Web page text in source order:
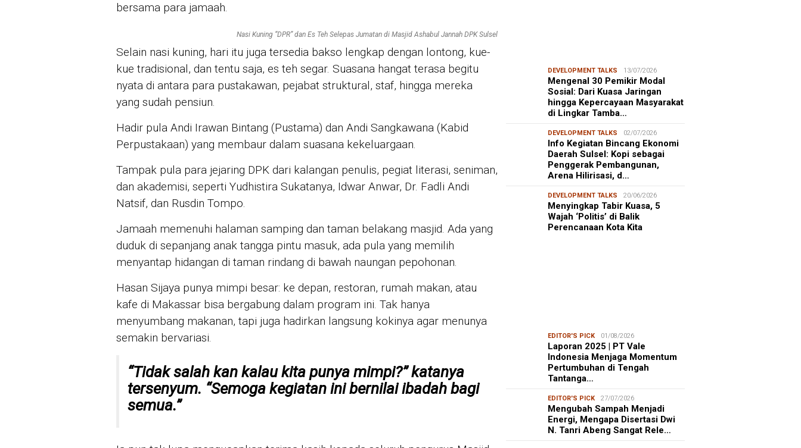
bersama para jamaah.
Nasi Kuning “DPR” dan Es Teh Selepas Jumatan di Masjid Ashabul Jannah DPK Sulsel
Selain nasi kuning, hari itu juga tersedia bakso lengkap dengan lontong, kue-
kue tradisional, dan tentu saja, es teh segar. Suasana hangat terasa begitu
nyata di antara para pustakawan, pejabat struktural, staf, hingga mereka
yang sudah pensiun.
Hadir pula Andi Irawan Bintang (Pustama) dan Andi Sangkawana (Kabid
Perpustakaan) yang membaur dalam suasana kekeluargaan.
Tampak pula para jejaring DPK dari kalangan penulis, pegiat literasi, seniman,
dan akademisi, seperti Yudhistira Sukatanya, Idwar Anwar, Dr. Fadli Andi
Natsif, dan Rusdin Tompo.
Jamaah memenuhi halaman samping dan taman belakang masjid. Ada yang
duduk di sepanjang anak tangga pintu masuk, ada pula yang memilih
menyantap hidangan di taman rindang di bawah naungan pepohonan.
Hasan Sijaya punya mimpi besar: ke depan, restoran, rumah makan, atau
kafe di Makassar bisa bergabung dalam program ini. Tak hanya
menyumbang makanan, tapi juga hadirkan langsung kokinya agar menunya
semakin bervariasi.
“Tidak salah kan kalau kita punya mimpi?” katanya
tersenyum. “Semoga kegiatan ini bernilai ibadah bagi
semua.”
DEVELOPMENT TALKS 13/07/2026
Mengenal 30 Pemikir Modal
Sosial: Dari Kuasa Jaringan
hingga Kepercayaan Masyarakat
di Lingkar Tamba…
DEVELOPMENT TALKS 02/07/2026
Info Kegiatan Bincang Ekonomi
Daerah Sulsel: Kopi sebagai
Penggerak Pembangunan,
Arena Hilirisasi, d…
DEVELOPMENT TALKS 20/06/2026
Menyingkap Tabir Kuasa, 5
Wajah ‘Politis’ di Balik
Perencanaan Kota Kita
EDITOR'S PICK 01/08/2026
Laporan 2025 | PT Vale
Indonesia Menjaga Momentum
Pertumbuhan di Tengah
Tantanga…
EDITOR'S PICK 27/07/2026
Mengubah Sampah Menjadi
Energi, Mengapa Disertasi Dwi
N. Tanri Abeng Sangat Rele…